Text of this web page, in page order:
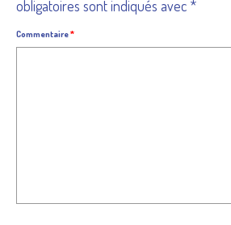
obligatoires sont indiqués avec *
Commentaire*